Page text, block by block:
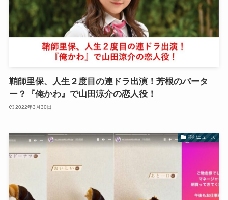
鞘師里保、人生２度目の連ドラ出演！芳根のバータ
ー？『俺かわ』で山田涼介の恋人役！
2022年3月30日
芸能ニュース